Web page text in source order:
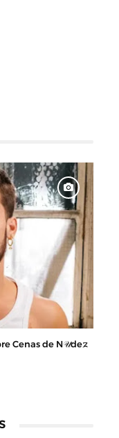
Cenas de N𝒰de𐌶